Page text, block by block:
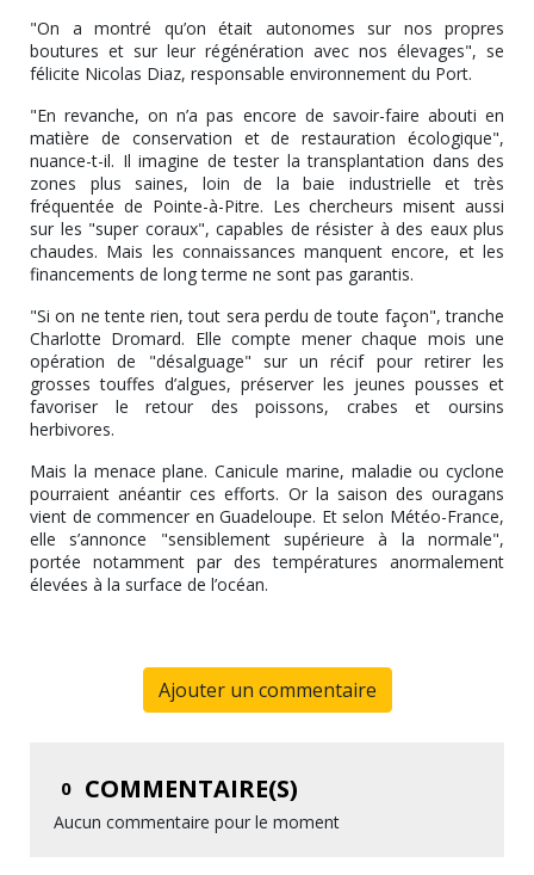
"On a montré qu’on était autonomes sur nos propres
boutures et sur leur régénération avec nos élevages", se
félicite Nicolas Diaz, responsable environnement du Port.
"En revanche, on n’a pas encore de savoir-faire abouti en
matière de conservation et de restauration écologique",
nuance-t-il. Il imagine de tester la transplantation dans des
zones plus saines, loin de la baie industrielle et très
fréquentée de Pointe-à-Pitre. Les chercheurs misent aussi
sur les "super coraux", capables de résister à des eaux plus
chaudes. Mais les connaissances manquent encore, et les
financements de long terme ne sont pas garantis.
"Si on ne tente rien, tout sera perdu de toute façon", tranche
Charlotte Dromard. Elle compte mener chaque mois une
opération de "désalguage" sur un récif pour retirer les
grosses touffes d’algues, préserver les jeunes pousses et
favoriser le retour des poissons, crabes et oursins
herbivores.
Mais la menace plane. Canicule marine, maladie ou cyclone
pourraient anéantir ces efforts. Or la saison des ouragans
vient de commencer en Guadeloupe. Et selon Météo-France,
elle s’annonce "sensiblement supérieure à la normale",
portée notamment par des températures anormalement
élevées à la surface de l’océan.
Ajouter un commentaire
0 COMMENTAIRE(S)
Aucun commentaire pour le moment